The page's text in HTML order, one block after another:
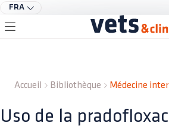
FRA
Accueil Bibliothèque Médecine
Uso de la